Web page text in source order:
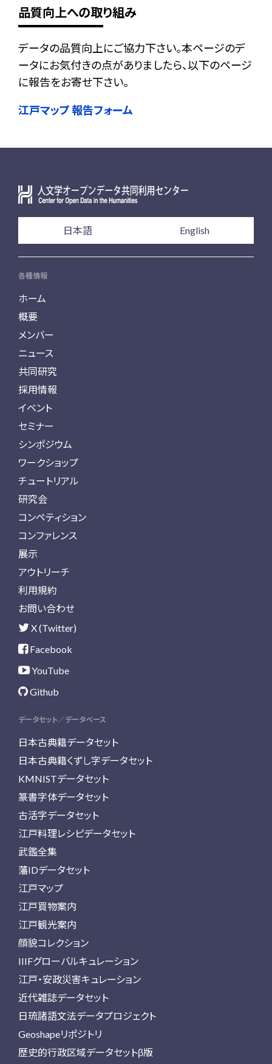
品質向上への取り組み
データの品質向上にご協力下さい。本ページのデ
ータにお気付きの点がありましたら、以下のページ
に報告をお寄せ下さい。
江戸マップ 報告フォーム
日本語 English
各種情報
ホーム
概要
メンバー
ニュース
共同研究
採用情報
イベント
セミナー
シンポジウム
ワークショップ
チュートリアル
研究会
コンペティション
コンファレンス
展示
アウトリーチ
利用規約
お問い合わせ
X (Twitter)
Facebook
YouTube
Github
データセット／データベース
日本古典籍データセット
日本古典籍くずし字データセット
KMNISTデータセット
篆書字体データセット
古活字データセット
江戸料理レシピデータセット
武鑑全集
藩IDデータセット
江戸マップ
江戸買物案内
江戸観光案内
顔貌コレクション
IIIFグローバルキュレーション
江戸・安政災害キュレーション
近代雑誌データセット
日琉諸語文法データプロジェクト
Geoshapeリポジトリ
歴史的行政区域データセットβ版